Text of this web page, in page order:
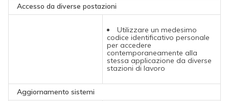
Accesso da diverse postazioni
Utilizzare un medesimo
codice identificativo personale
per accedere
contemporaneamente alla
stessa applicazione da diverse
stazioni di lavoro
Aggiornamento sistemi